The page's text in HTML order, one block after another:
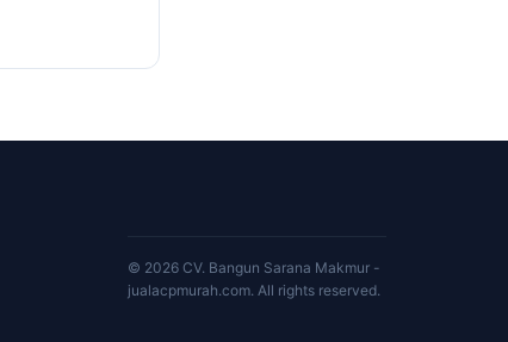
© 2026 CV. Bangun Sarana Makmur -
jualacpmurah.com. All rights reserved.